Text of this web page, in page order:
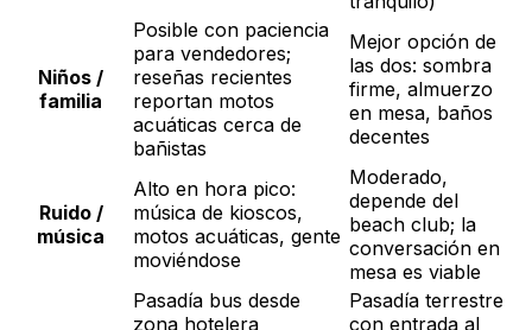
Niños /
familia
Posible con paciencia
para vendedores;
reseñas recientes
reportan motos
acuáticas cerca de
bañistas
Mejor opción de
las dos: sombra
firme, almuerzo
en mesa, baños
decentes
Ruido /
música
Alto en hora pico:
música de kioscos,
motos acuáticas, gente
moviéndose
Moderado,
depende del
beach club; la
conversación en
mesa es viable
Pasadía bus desde
zona hotelera
Pasadía terrestre
con entrada al